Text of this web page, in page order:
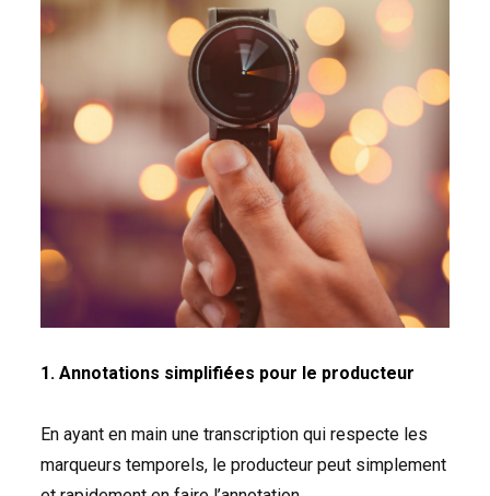
1. Annotations simplifiées pour le producteur
En ayant en main une transcription qui respecte les
marqueurs temporels, le producteur peut simplement